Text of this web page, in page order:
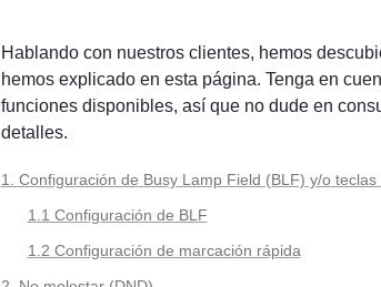
Hablando con nuestros clientes, hemos
hemos explicado en esta página. Tenga en
funciones disponibles, así que no dude en
detalles.
1. Configuración de Busy Lamp Field (BLF) y/o
1.1 Configuración de BLF
1.2 Configuración de marcación rápida